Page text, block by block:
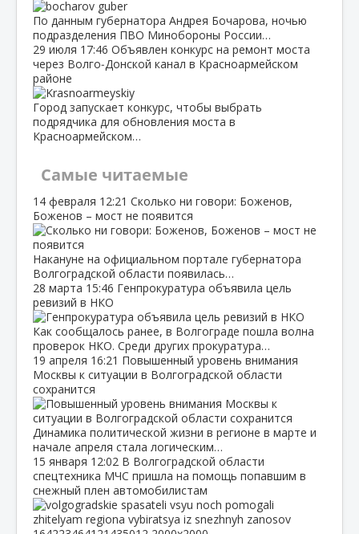
По данным губернатора Андрея Бочарова, ночью
подразделения ПВО Минобороны России…
29 июля 17:46 Объявлен конкурс на ремонт моста
через Волго‑Донской канал в Красноармейском
районе
Город запускает конкурс, чтобы выбрать
подрядчика для обновления моста в
Красноармейском…
Самые читаемые
14 февраля 12:21 Сколько ни говори: Боженов,
Боженов – мост не появится
Накануне на официальном портале губернатора
Волгоградской области появилась…
28 марта 15:46 Генпрокуратура объявила цель
ревизий в НКО
Как сообщалось ранее, в Волгограде пошла волна
проверок НКО. Среди других прокуратура…
19 апреля 16:21 Повышенный уровень внимания
Москвы к ситуации в Волгоградской области
сохранится
Динамика политической жизни в регионе в марте и
начале апреля стала логическим…
15 января 12:02 В Волгоградской области
спецтехника МЧС пришла на помощь попавшим в
снежный плен автомобилистам